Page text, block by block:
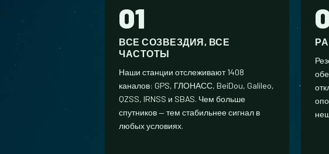
01
ВСЕ СОЗВЕЗДИЯ, ВСЕ
ЧАСТОТЫ
Наши станции отслеживают 1408
каналов: GPS, ГЛОНАСС, BeiDou, Galileo,
QZSS, IRNSS и SBAS. Чем больше
спутников — тем стабильнее сигнал в
любых условиях.